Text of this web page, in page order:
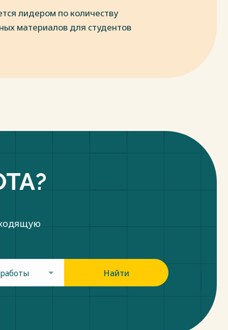
лидером по количеству
материалов для студентов
Найти